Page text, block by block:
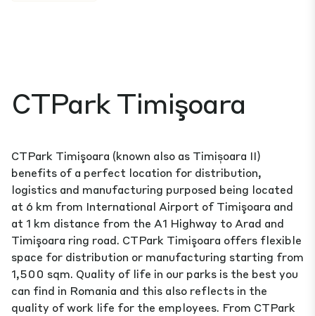
CTPark Timişoara
CTPark Timişoara (known also as Timișoara II)
benefits of a perfect location for distribution,
logistics and manufacturing purposed being located
at 6 km from International Airport of Timişoara and
at 1 km distance from the A1 Highway to Arad and
Timişoara ring road. CTPark Timişoara offers flexible
space for distribution or manufacturing starting from
1,500 sqm. Quality of life in our parks is the best you
can find in Romania and this also reflects in the
quality of work life for the employees. From CTPark